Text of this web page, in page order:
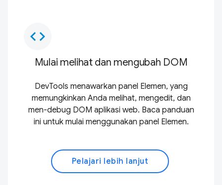
code
Mulai melihat dan mengubah DOM
DevTools menawarkan panel Elemen, yang
memungkinkan Anda melihat, mengedit, dan
men-debug DOM aplikasi web. Baca panduan
ini untuk mulai menggunakan panel Elemen.
Pelajari lebih lanjut